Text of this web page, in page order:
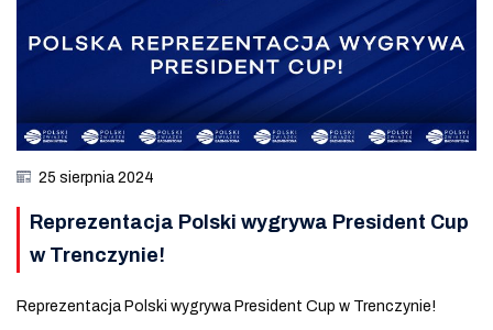
25 sierpnia 2024
Reprezentacja Polski wygrywa President Cup
w Trenczynie!
Reprezentacja Polski wygrywa President Cup w Trenczynie!